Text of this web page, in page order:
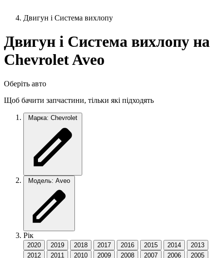
Двигун і Система вихлопу
Двигун і Система вихлопу на
Chevrolet Aveo
Оберіть авто
Щоб бачити запчастини, тільки які підходять
Марка: Chevrolet
Модель: Aveo
Рік
2020 2019 2018 2017 2016 2015 2014
2013
2012
2011 2010 2009 2008 2007 2006 2005